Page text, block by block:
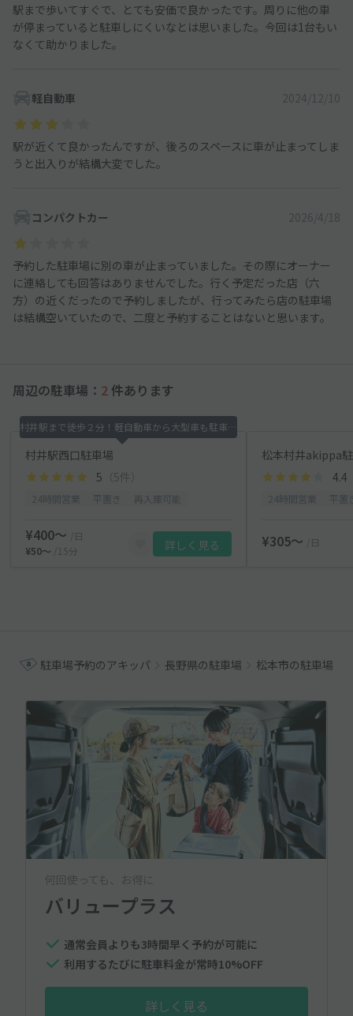
駅まで歩いてすぐで、とても安価で良かったです。周りに他の車
が停まっていると駐車しにくいなとは思いました。今回は1台もい
なくて助かりました。
軽自動車 2024/12/10
駅が近くて良かったんですが、後ろのスペースに車が止まってしま
うと出入りが結構大変でした。
コンパクトカー 2026/4/18
予約した駐車場に別の車が止まっていました。その際にオーナー
に連絡しても回答はありませんでした。行く予定だった店（六
方）の近くだったので予約しましたが、行ってみたら店の駐車場
は結構空いていたので、二度と予約することはないと思います。
周辺の駐車場： 2 件あります
村井駅まで徒歩２分！軽自動車から大型車も駐車可能！
村井駅西口駐車場
5 （5件）
¥400〜
/日
¥50〜
/15分 詳しく見る
松本村井akippa
4.4
¥305〜 /日
駐車場予約のアキッパ 長野県の駐車場 松本市の駐車場
何回使っても、お得に
バリュープラス
通常会員よりも3時間早く予約が可能に
利用するたびに駐車料金が常時10%OFF
詳しく見る